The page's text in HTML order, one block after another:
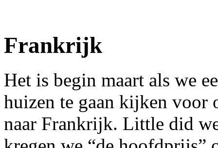
Frankrijk
Het is begin maart als we
huizen te gaan kijken voor
naar Frankrijk. Little did